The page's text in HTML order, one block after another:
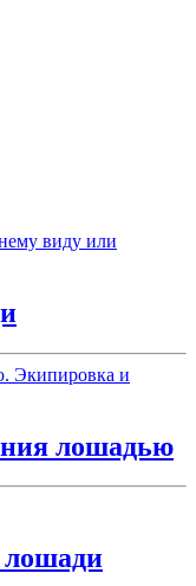
лошадью
лошади